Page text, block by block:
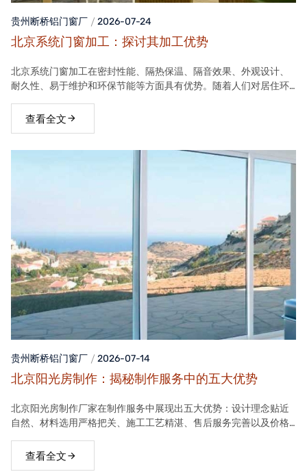
贵州断桥铝门窗厂 2026-07-24
北京系统门窗加工：探讨其加工优势
北京系统门窗加工在密封性能、隔热保温、隔音效果、外观设计、
耐久性、易于维护和环保节能等方面具有优势。随着人们对居住环
位。查看全文
贵州断桥铝门窗厂 2026-07-14
北京阳光房制作：揭秘制作服务中的五大优势
北京阳光房制作厂家在制作服务中展现出五大优势：设计理念贴近
自然、材料选用严格把关、施工工艺精湛、售后服务完善以及价格
查看全文